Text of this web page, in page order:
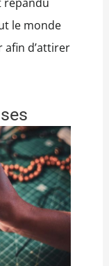
le monde
afin d’attirer